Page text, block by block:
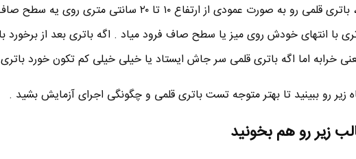
خیلی ساده ، باتری قلمی رو به صورت عمودی از ارتفاع ۱۰ تا ۲۰
با انتهای خودش روی میز یا سطح صاف فرود میاد . اگه باتری بعد از برخورد با
خرابه اما اگه باتری قلمی سر جاش ایستاد یا خیلی خیلی کم تکون خورد
زیر رو ببینید تا بهتر متوجه تست باتری قلمی و چگونگی اجرای آزمایش بشید .
زیر رو هم بخونید